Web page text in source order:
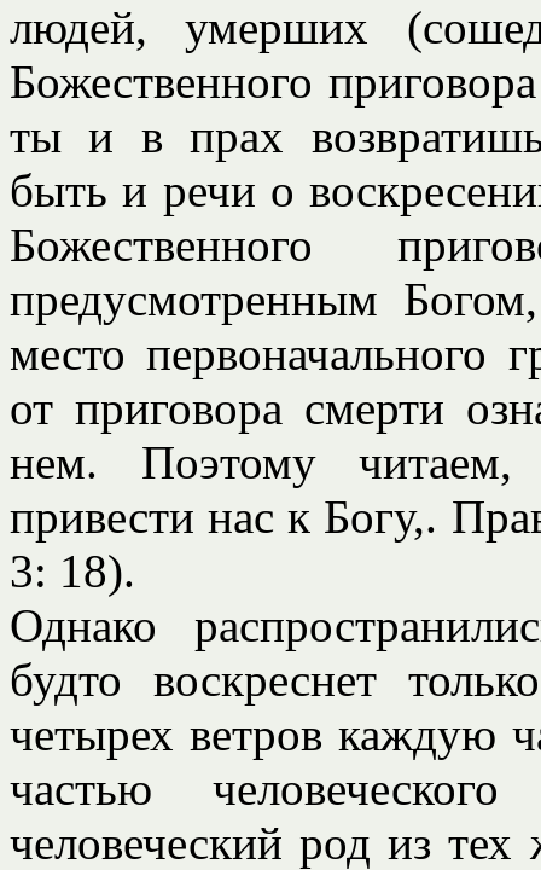
людей, умерших
Божественного
ты и в прах
быть и речи о
Божественного
предусмотренным
место первоначального
от приговора смерти
нем. Поэтому
привести нас к Богу,.
3: 18).
Однако
будто воскреснет
четырех ветров каждую
частью
человеческий род из